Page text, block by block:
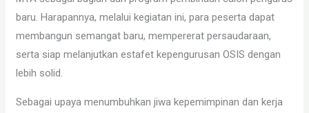
baru. Harapannya, melalui kegiatan ini, para peserta dapat
membangun semangat baru, mempererat persaudaraan,
serta siap melanjutkan estafet kepengurusan OSIS dengan
lebih solid.
Sebagai upaya menumbuhkan jiwa kepemimpinan dan kerja